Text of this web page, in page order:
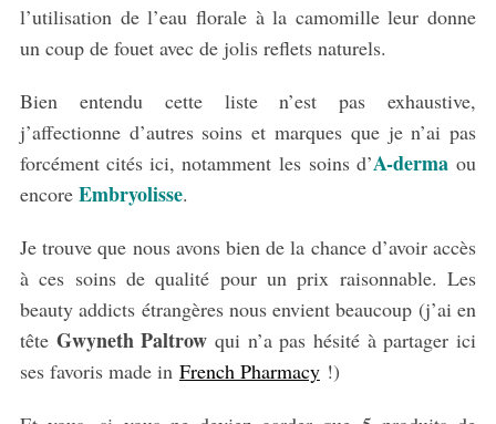
l’utilisation de l’eau florale à la camomille leur donne
un coup de fouet avec de jolis reflets naturels.
Bien entendu cette liste n’est pas exhaustive,
j’affectionne d’autres soins et marques que je n’ai pas
forcément cités ici, notamment les soins d’A-dermaou
encore Embryolisse.
Je trouve que nous avons bien de la chance d’avoir accès
à ces soins de qualité pour un prix raisonnable. Les
beauty addicts étrangères nous envient beaucoup (j’ai en
tête Gwyneth Paltrow qui n’a pas hésité à partager ici
ses favoris made in French Pharmacy!)